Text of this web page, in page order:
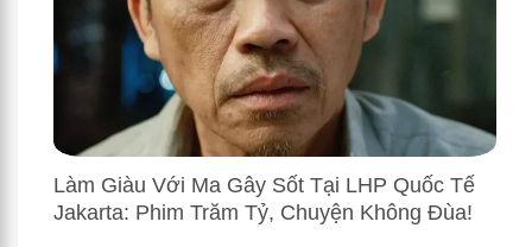
Làm Giàu Với Ma Gây Sốt Tại LHP Quốc Tế
Jakarta: Phim Trăm Tỷ, Chuyện Không Đùa!